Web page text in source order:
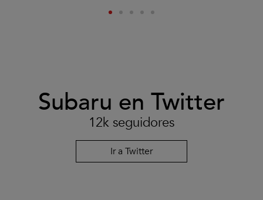
Subaru en Twitter
12k seguidores
Ir a Twitter